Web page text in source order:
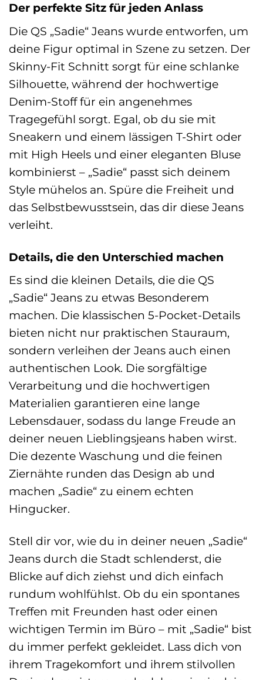
Der perfekte Sitz für jeden Anlass
Die QS „Sadie“ Jeans wurde entworfen, um
deine Figur optimal in Szene zu setzen. Der
Skinny-Fit Schnitt sorgt für eine schlanke
Silhouette, während der hochwertige
Denim-Stoff für ein angenehmes
Tragegefühl sorgt. Egal, ob du sie mit
Sneakern und einem lässigen T-Shirt oder
mit High Heels und einer eleganten Bluse
kombinierst – „Sadie“ passt sich deinem
Style mühelos an. Spüre die Freiheit und
das Selbstbewusstsein, das dir diese Jeans
verleiht.
Details, die den Unterschied machen
Es sind die kleinen Details, die die QS
„Sadie“ Jeans zu etwas Besonderem
machen. Die klassischen 5-Pocket-Details
bieten nicht nur praktischen Stauraum,
sondern verleihen der Jeans auch einen
authentischen Look. Die sorgfältige
Verarbeitung und die hochwertigen
Materialien garantieren eine lange
Lebensdauer, sodass du lange Freude an
deiner neuen Lieblingsjeans haben wirst.
Die dezente Waschung und die feinen
Ziernähte runden das Design ab und
machen „Sadie“ zu einem echten
Hingucker.
Stell dir vor, wie du in deiner neuen „Sadie“
Jeans durch die Stadt schlenderst, die
Blicke auf dich ziehst und dich einfach
rundum wohlfühlst. Ob du ein spontanes
Treffen mit Freunden hast oder einen
wichtigen Termin im Büro – mit „Sadie“ bist
du immer perfekt gekleidet. Lass dich von
ihrem Tragekomfort und ihrem stilvollen